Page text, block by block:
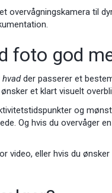
overvågningskamera til
foto god
hvadder passerer et
et klart visuelt
og
Og hvis du overvåger
eller hvis du